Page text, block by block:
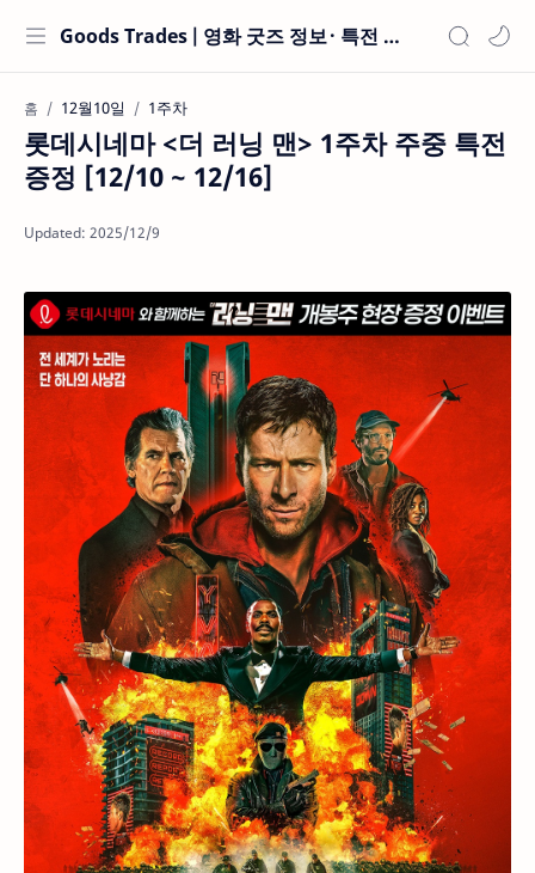
Goods Trades | 영화 굿즈 정보 · 특전 현황
홈 12월10일 1주차
롯데시네마 <더 러닝 맨> 1주차 주중 특전
증정 [12/10 ~ 12/16]